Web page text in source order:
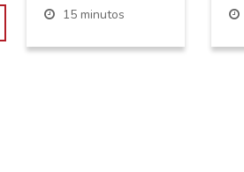
15 minutos